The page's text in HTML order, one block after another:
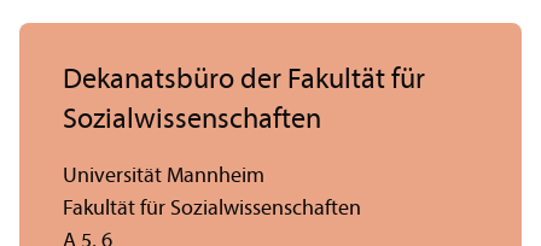
Dekanatsbüro der Fakultät für
Sozial­wissenschaften
Universität Mannheim
Fakultät für Sozial­wissenschaften
A 5, 6